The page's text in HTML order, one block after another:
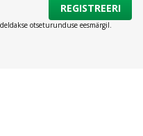
REGISTREERI
otseturunduse eesmärgil.